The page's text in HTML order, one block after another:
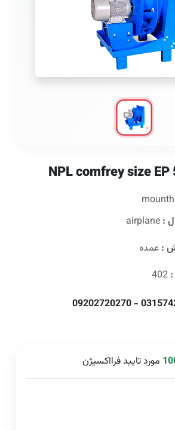
NPL comfrey size
:
: عمده
:
03157420687 -
مورد تایید فرااکسیژن